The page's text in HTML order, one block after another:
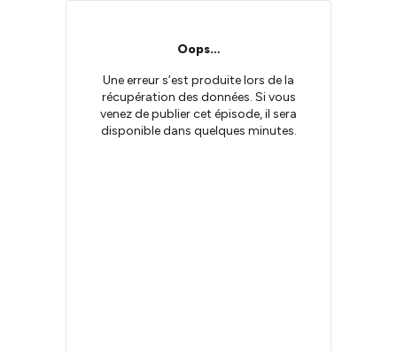
Oops…
Une erreur s’est produite lors de la
récupération des données. Si vous
venez de publier cet épisode, il sera
disponible dans quelques minutes.